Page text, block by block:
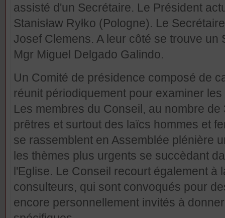
assisté d'un Secrétaire. Le Président
Stanisław Ryłko (Pologne). Le
Josef Clemens. A leur côté se trouve
Mgr Miguel Delgado Galindo.
Un Comité de présidence composé de
réunit périodiquement pour examiner
Les membres du Conseil, au nombre
prêtres et surtout des laïcs hommes et
se rassemblent en Assemblée plénière
les thèmes plus urgents se succèdant
l'Eglise. Le Conseil recourt également à
consulteurs, qui sont convoqués pour
encore personnellement invités à